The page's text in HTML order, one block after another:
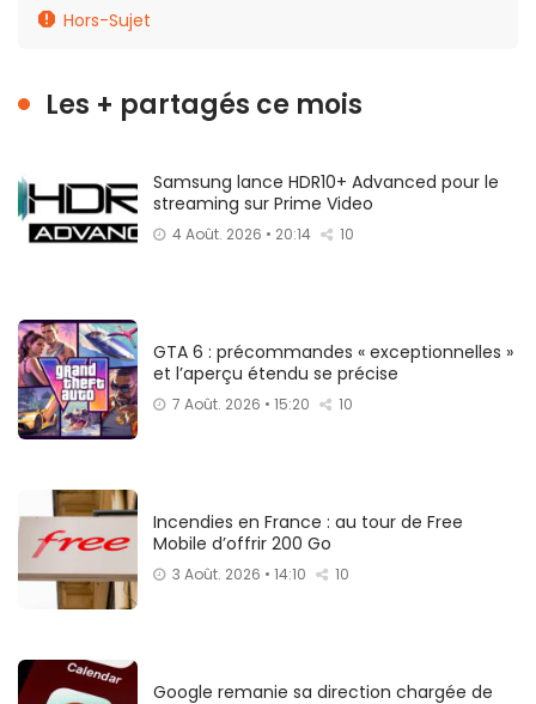
Hors-Sujet
Les + partagés ce mois
Samsung lance HDR10+ Advanced pour le
streaming sur Prime Video
4 Août. 2026 • 20:14 10
GTA 6 : précommandes « exceptionnelles »
et l’aperçu étendu se précise
7 Août. 2026 • 15:20 10
Incendies en France : au tour de Free
Mobile d’offrir 200 Go
3 Août. 2026 • 14:10 10
Google remanie sa direction chargée de